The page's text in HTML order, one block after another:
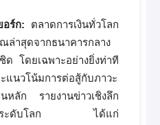
ร์ก: ตลาดการเงินทั่วโลก
ล่าสุดจากธนาคารกลาง
ด โดยเฉพาะอย่างยิ่งท่าที
แนวโน้มการต่อสู้กับภาวะ
นหลัก รายงานข่าวเชิงลึก
นำระดับโลก ได้แก่